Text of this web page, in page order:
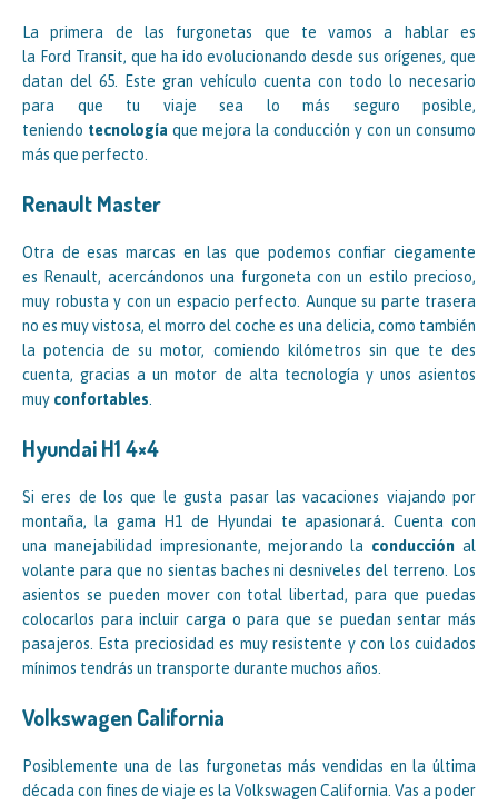
La primera de las furgonetas que te vamos a hablar es
la Ford Transit, que ha ido evolucionando desde sus orígenes, que
datan del 65. Este gran vehículo cuenta con todo lo necesario
para que tu viaje sea lo más seguro posible,
teniendo tecnología que mejora la conducción y con un consumo
más que perfecto.
Renault Master
Otra de esas marcas en las que podemos confiar ciegamente
es Renault, acercándonos una furgoneta con un estilo precioso,
muy robusta y con un espacio perfecto. Aunque su parte trasera
no es muy vistosa, el morro del coche es una delicia, como también
la potencia de su motor, comiendo kilómetros sin que te des
cuenta, gracias a un motor de alta tecnología y unos asientos
muy confortables.
Hyundai H1 4×4
Si eres de los que le gusta pasar las vacaciones viajando por
montaña, la gama H1 de Hyundai te apasionará. Cuenta con
una manejabilidad impresionante, mejorando la conducción al
volante para que no sientas baches ni desniveles del terreno. Los
asientos se pueden mover con total libertad, para que puedas
colocarlos para incluir carga o para que se puedan sentar más
pasajeros. Esta preciosidad es muy resistente y con los cuidados
mínimos tendrás un transporte durante muchos años.
Volkswagen California
Posiblemente una de las furgonetas más vendidas en la última
década con fines de viaje es la Volkswagen California. Vas a poder